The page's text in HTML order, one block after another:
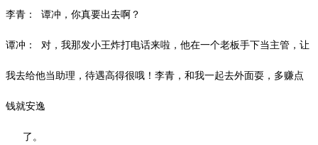
李青： 谭冲，你真要出去啊？
谭冲： 对，我那发小王炸打电话来啦，他在一个老板手下当主管，让
我去给他当助理，待遇高得很哦！李青，和我一起去外面耍，多赚点
钱就安逸
了。